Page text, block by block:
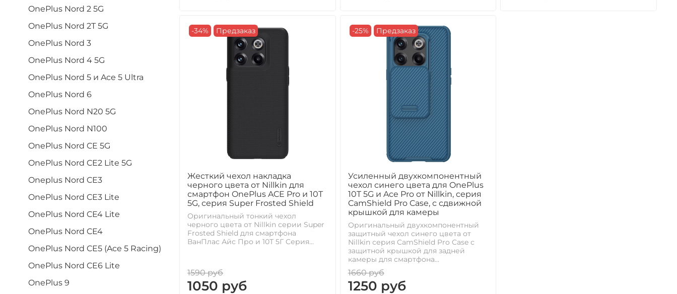
-34% Предзаказ
Жесткий чехол накладка
черного цвета от Nillkin для
смартфон OnePlus ACE Pro и 10T
5G, серия Super Frosted Shield
Оригинальный тонкий чехол
черного цвета от Nillkin серии Super
Frosted Shield для смартфона
ВанПлас Айс Про и 10Т 5Г Cерия...
1590 руб
1050 руб
-25% Предзаказ
Усиленный двухкомпонентный
чехол синего цвета для OnePlus
10T 5G и Ace Pro от Nillkin, серия
CamShield Pro Case, с сдвижной
крышкой для камеры
Оригинальный двухкомпонентный
защитный чехол синего цвета от
Nillkin серия CamShield Pro Case с
защитной крышкой для задней
камеры для смартфона...
1660 руб
1250 руб
OnePlus Nord 2 5G
OnePlus Nord 2T 5G
OnePlus Nord 3
OnePlus Nord 4 5G
OnePlus Nord 5 и Ace 5 Ultra
OnePlus Nord 6
OnePlus Nord N20 5G
OnePlus Nord N100
OnePlus Nord CE 5G
OnePlus Nord CE2 Lite 5G
Oneplus Nord CE3
OnePlus Nord CE3 Lite
OnePlus Nord CE4 Lite
OnePlus Nord CE4
OnePlus Nord CE5 (Ace 5 Racing)
OnePlus Nord CE6 Lite
OnePlus 9